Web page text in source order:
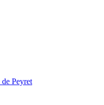
Peyret